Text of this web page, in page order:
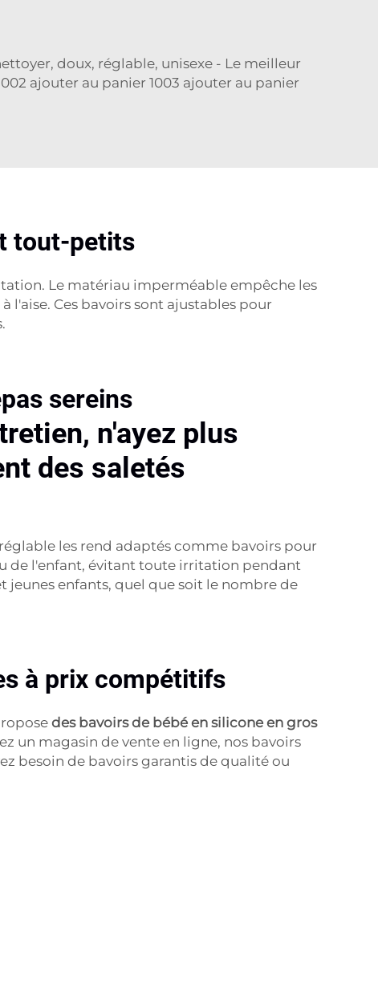
doux, réglable, unisexe - Le meilleur
ajouter au panier 1003 ajouter au panier
tout-petits
Le matériau imperméable empêche les
l'aise. Ces bavoirs sont ajustables pour
sereins
n'ayez plus
des saletés
les rend adaptés comme bavoirs pour
de l'enfant, évitant toute irritation pendant
jeunes enfants, quel que soit le nombre de
à prix compétitifs
des bavoirs de bébé en silicone en gros
un magasin de vente en ligne, nos bavoirs
besoin de bavoirs garantis de qualité ou